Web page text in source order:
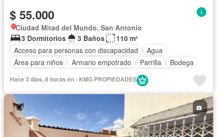
$ 55.000
Ciudad Mitad del Mundo, San Antonio
3 Dormitorios
3 Baños
110 m²
Acceso para personas con discapacidad
Agua
Área para niños
Armario empotrado Parrilla
Bodega
Cuarto de servicio
Jardín
Conserje
Seguridad
Hace 3 días, 8 horas en - KMG PROPIEDADES